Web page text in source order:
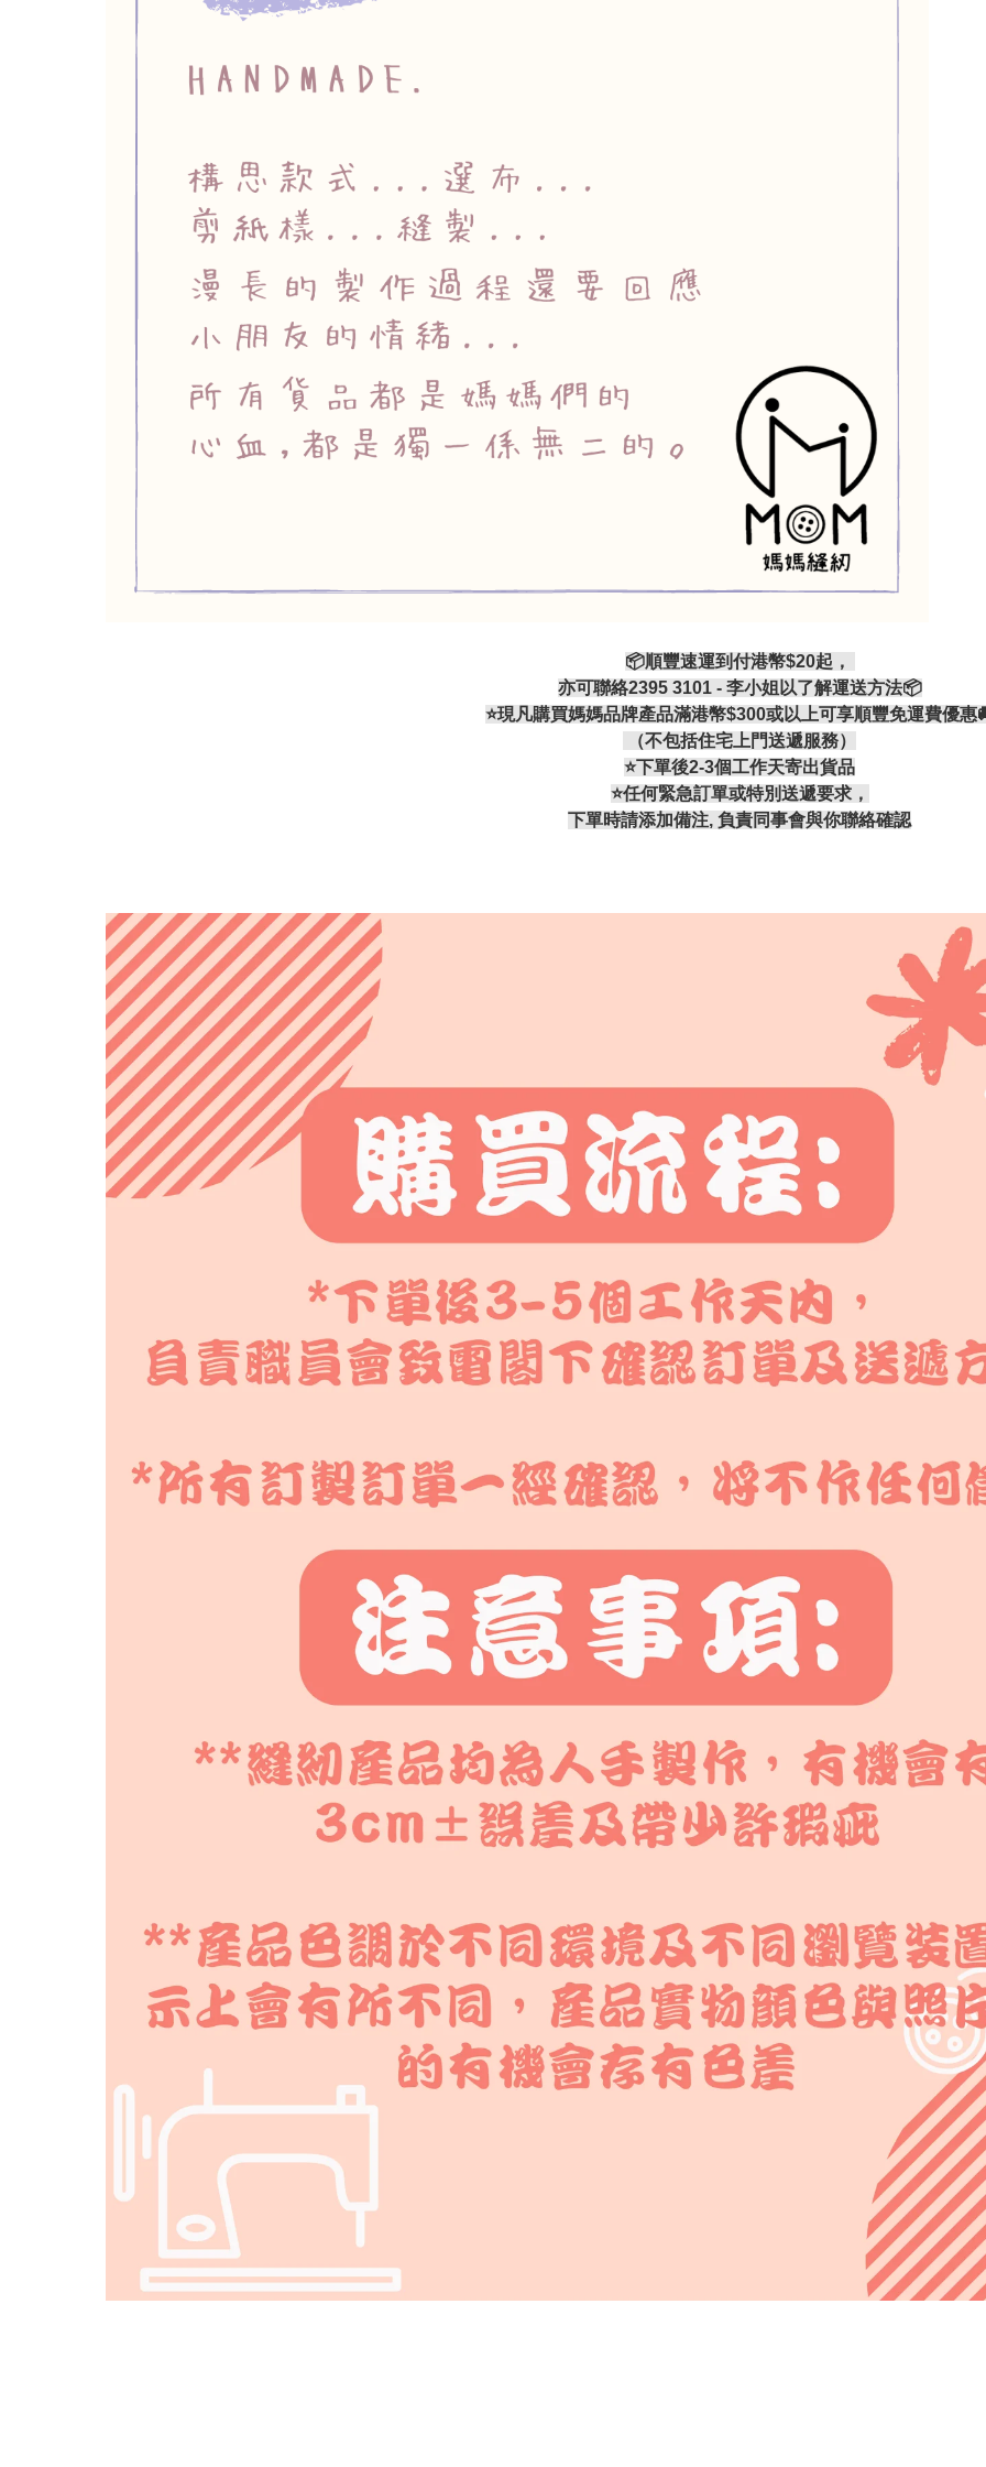
📦順豐速運到付港幣$20起，
亦可聯絡2395 3101 - 李小姐以了解運送方法📦
⭐現凡購買媽媽品牌產品滿港幣$300或以上可享順豐免運費優惠
（不包括住宅上門送遞服務）
⭐️下單後2-3個工作天寄出貨品
⭐️任何緊急訂單或特別送遞要求，
下單時請添加備注, 負責同事會與你聯絡確認